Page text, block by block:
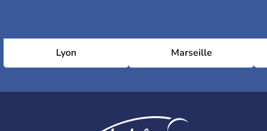
Lyon Marseille